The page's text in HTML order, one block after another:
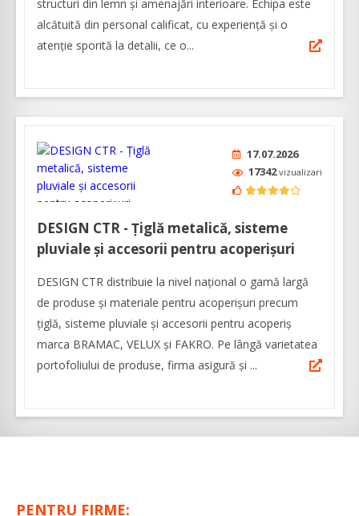
structuri din lemn și amenajări interioare. Echipa este
alcătuită din personal calificat, cu experiență și o
atenție sporită la detalii, ce o...
17.07.2026
17342vizualizari
DESIGN CTR - Țiglă metalică, sisteme
pluviale și accesorii pentru acoperișuri
DESIGN CTR distribuie la nivel național o gamă largă
de produse și materiale pentru acoperișuri precum
țiglă, sisteme pluviale și accesorii pentru acoperiș
marca BRAMAC, VELUX și FAKRO. Pe lângă varietatea
portofoliului de produse, firma asigură și ...
PENTRU FIRME: